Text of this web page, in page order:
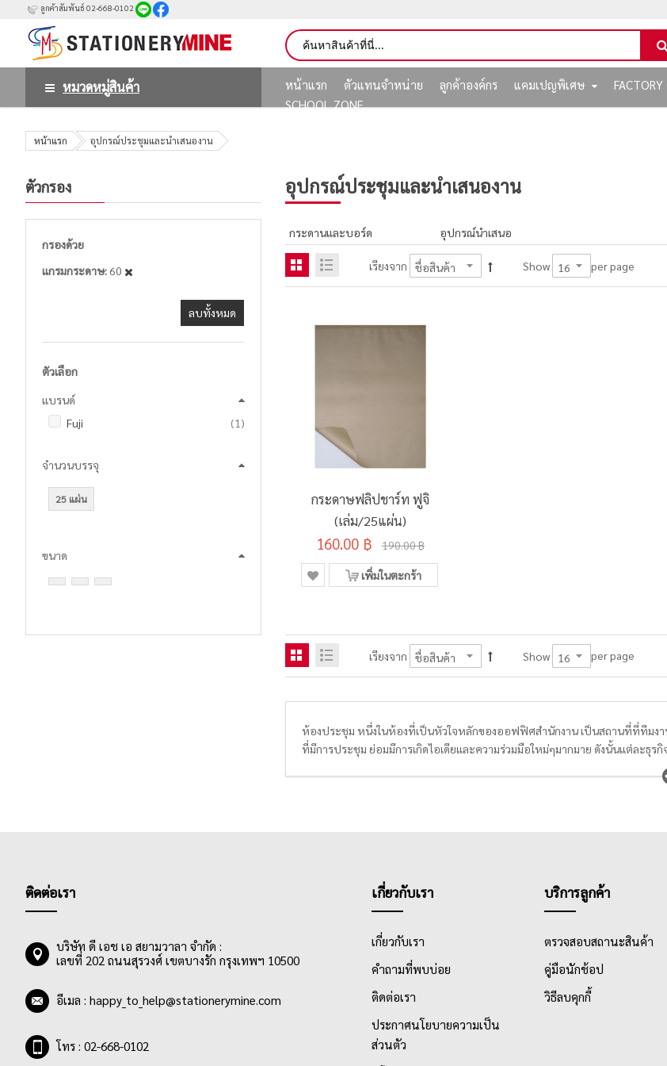
ลูกค้าสัมพันธ์ 02-668-0102
หมวดหมู่สินค้า หน้าแรก ตัวแทนจำหน่าย ลูกค้าองค์กร แคมเปญพิเศษ
SCHOOL ZONE
หน้าแรก อุปกรณ์ประชุมและนำเสนองาน
อุปกรณ์ประชุมและนำเสนองาน
กระดานและบอร์ด อุปกรณ์นำเสนอ
เรียงจาก Show per page
กระดาษฟลิปชาร์ท ฟูจิ
(เล่ม/25แผ่น)
160.00 ฿ 190.00 ฿
เพิ่มในตะกร้า
เรียงจาก Show per page
ห้องประชุม หนึ่งในห้องที่เป็นหัวใจหลักของออฟฟิศสำนักงาน เป็นสถานที่ที่ทีมง
ที่มีการประชุม ย่อมมีการเกิดไอเดียและความร่วมมือใหม่ๆมากมาย ดังนั้นแต่ละธุ
สำหรับจดรา
เพื่อให้ผลงานทุก
ตัวกรอง
กรองด้วย
แกรมกระดาษ 60
ลบทั้งหมด
ตัวเลือก
แบรนด์
Fuji
1 ชิ้น
จำนวนบรรจุ
25 แผ่น
ขนาด
ติดต่อเรา
บริษัท ดี เอช เอ สยามวาลา จำกัด :
เลขที่ 202 ถนนสุรวงศ์ เขตบางรัก กรุงเทพฯ 10500
อีเมล : happy_to_help@stationerymine.com
โทร : 02-668-0102
เกี่ยวกับเรา
เกี่ยวกับเรา
คำถามที่พบบ่อย
ติดต่อเรา
ประกาศนโยบายความเป็น
ส่วนตัว
บริการลูกค้า
ตรวจสอบสถานะสินค้า
คู่มือนักช้อป
วิธีลบคุกกี้